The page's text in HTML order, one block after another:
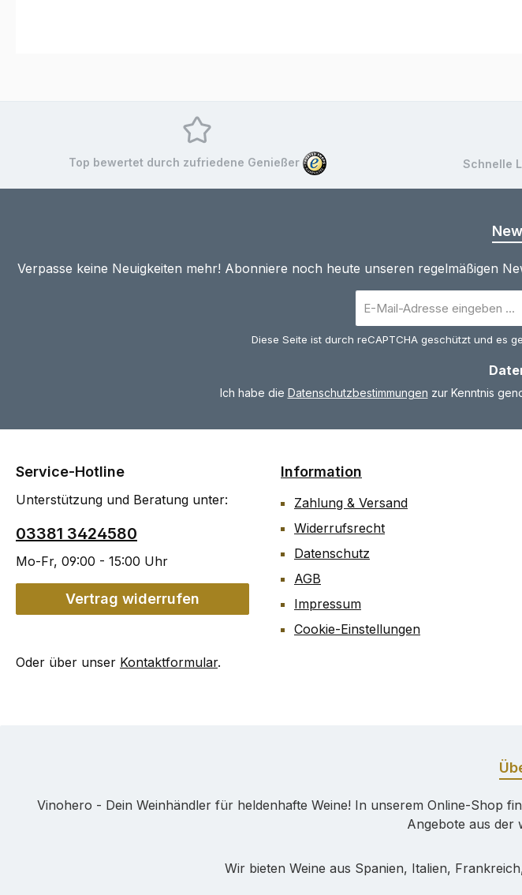
Top bewertet durch zufriedene Genießer Schnelle
Verpasse keine Neuigkeiten mehr! Abonniere noch heute unseren regelmäßigen
Mail-
Adresse
*
Diese Seite ist durch reCAPTCHA geschützt und es
Ich habe die Datenschutzbestimmungen zur Kenntnis
Service-Hotline
Unterstützung und Beratung unter:
03381 3424580
Mo-Fr, 09:00 - 15:00 Uhr
Vertrag widerrufen
Oder über unser Kontaktformular.
Information
Zahlung & Versand
Widerrufsrecht
Datenschutz
AGB
Impressum
Cookie-Einstellungen
Vinohero - Dein Weinhändler für heldenhafte Weine! In unserem Online-Shop
Angebote aus der
Wir bieten Weine aus Spanien, Italien,